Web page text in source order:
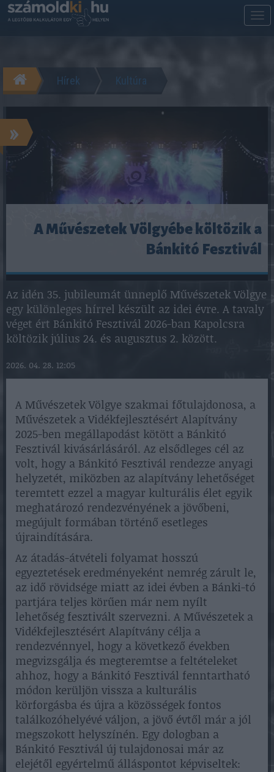
Hírek Kultúra
»
A Művészetek Völgyébe költözik a
Bánkitó Fesztivál
Az idén 35. jubileumát ünneplő Művészetek Völgye
egy különleges hírrel készült az idei évre. A tavaly
véget ért Bánkitó Fesztivál 2026-ban Kapolcsra
költözik július 24. és augusztus 2. között.
2026. 04. 28. 12:05
A Művészetek Völgye szakmai főtulajdonosa, a
Művészetek a Vidékfejlesztésért Alapítvány
2025-ben megállapodást kötött a Bánkitó
Fesztivál kivásárlásáról. Az elsődleges cél az
volt, hogy a Bánkitó Fesztivál rendezze anyagi
helyzetét, miközben az alapítvány lehetőséget
teremtett ezzel a magyar kulturális élet egyik
meghatározó rendezvényének a jövőbeni,
megújult formában történő esetleges
újraindítására.
Az átadás-átvételi folyamat hosszú
egyeztetések eredményeként nemrég zárult le,
az idő rövidsége miatt az idei évben a Bánki-tó
partjára teljes körűen már nem nyílt
lehetőség fesztivált szervezni. A Művészetek a
Vidékfejlesztésért Alapítvány célja a
rendezvénnyel, hogy a következő években
megvizsgálja és megteremtse a feltételeket
ahhoz, hogy a Bánkitó Fesztivál fenntartható
módon kerüljön vissza a kulturális
körforgásba és újra a közösségek fontos
találkozóhelyévé váljon, a jövő évtől már a jól
megszokott helyszínén. Egy dologban a
Bánkitó Fesztivál új tulajdonosai már az
elejétől egyértelmű álláspontot képviseltek: